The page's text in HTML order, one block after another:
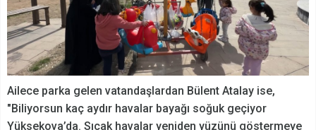
Ailece parka gelen vatandaşlardan Bülent Atalay ise,
"Biliyorsun kaç aydır havalar bayağı soğuk geçiyor
Yüksekova’da. Sıcak havalar yeniden yüzünü göstermeye